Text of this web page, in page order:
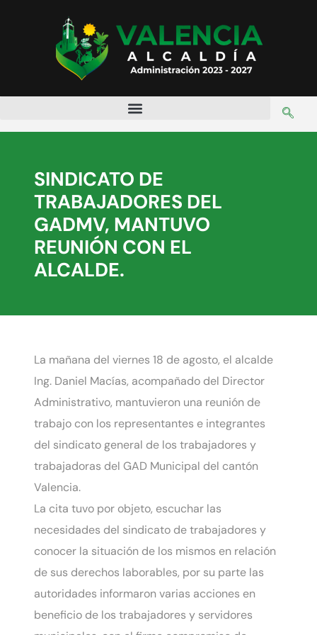
SINDICATO DE
TRABAJADORES DEL
GADMV, MANTUVO
REUNIÓN CON EL
ALCALDE.
La mañana del viernes 18 de agosto, el alcalde
Ing. Daniel Macías, acompañado del Director
Administrativo, mantuvieron una reunión de
trabajo con los representantes e integrantes
del sindicato general de los trabajadores y
trabajadoras del GAD Municipal del cantón
Valencia.
La cita tuvo por objeto, escuchar las
necesidades del sindicato de trabajadores y
conocer la situación de los mismos en relación
de sus derechos laborables, por su parte las
autoridades informaron varias acciones en
beneficio de los trabajadores y servidores